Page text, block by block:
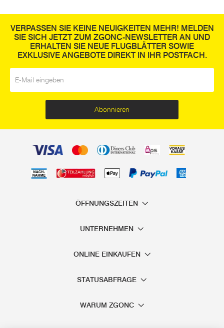
Kreuzschlitzschraubenzieher und Torx-Schraubenzieher
benötigt, der altgediente Schlizschraubenzieher sinkt wegen
der geringeren Kraftübertragung in der Verbreitung.
Für Arbeiten an elektrischen Geräten oder zum Anschließen
erforderlich, der durch seine Isolierung das Risiko minimiert,
einen Stromschlag zu bekommen. Manche dieser
Stromprüfer.
Um sehr kleine Schrauben ein- und auszudrehen, stehen
Schraubenzieher Sets zur Verfügung, die vor allem im
Sie sicher nicht ausführlicher informieren. Daher gehen wir
VERPASSEN SIE KEINE NEUIGKEITEN MEHR! MELDEN
SIE SICH JETZT ZUM ZGONC-NEWSLETTER AN UND
ERHALTEN SIE NEUE FLUGBLÄTTER SOWIE
EXKLUSIVE ANGEBOTE DIREKT IN IHR POSTFACH.
Abonnieren
ÖFFNUNGSZEITEN
UNTERNEHMEN
ONLINE EINKAUFEN
STATUSABFRAGE
WARUM ZGONC